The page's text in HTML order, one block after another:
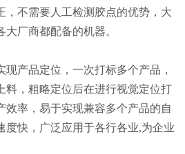
，不需要人工检测胶点的优势，大
厂商都配备的机器。
产品定位，一次打标多个产品，
料，粗略定位后在进行视觉定位打
效率，易于实现兼容多个产品的自
度快，广泛应用于各行各业,为企业